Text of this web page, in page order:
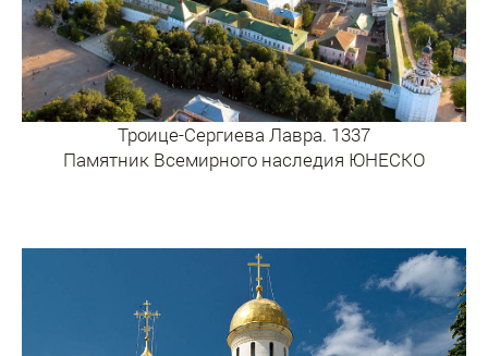
Троице-Сергиева Лавра. 1337
Памятник Всемирного наследия ЮНЕСКО